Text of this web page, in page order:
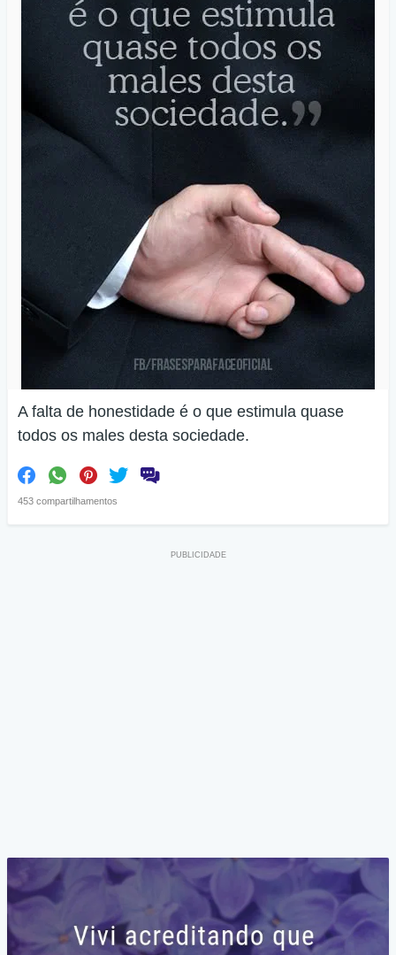
A falta de honestidade é o que estimula quase
todos os males desta sociedade.
453 compartilhamentos